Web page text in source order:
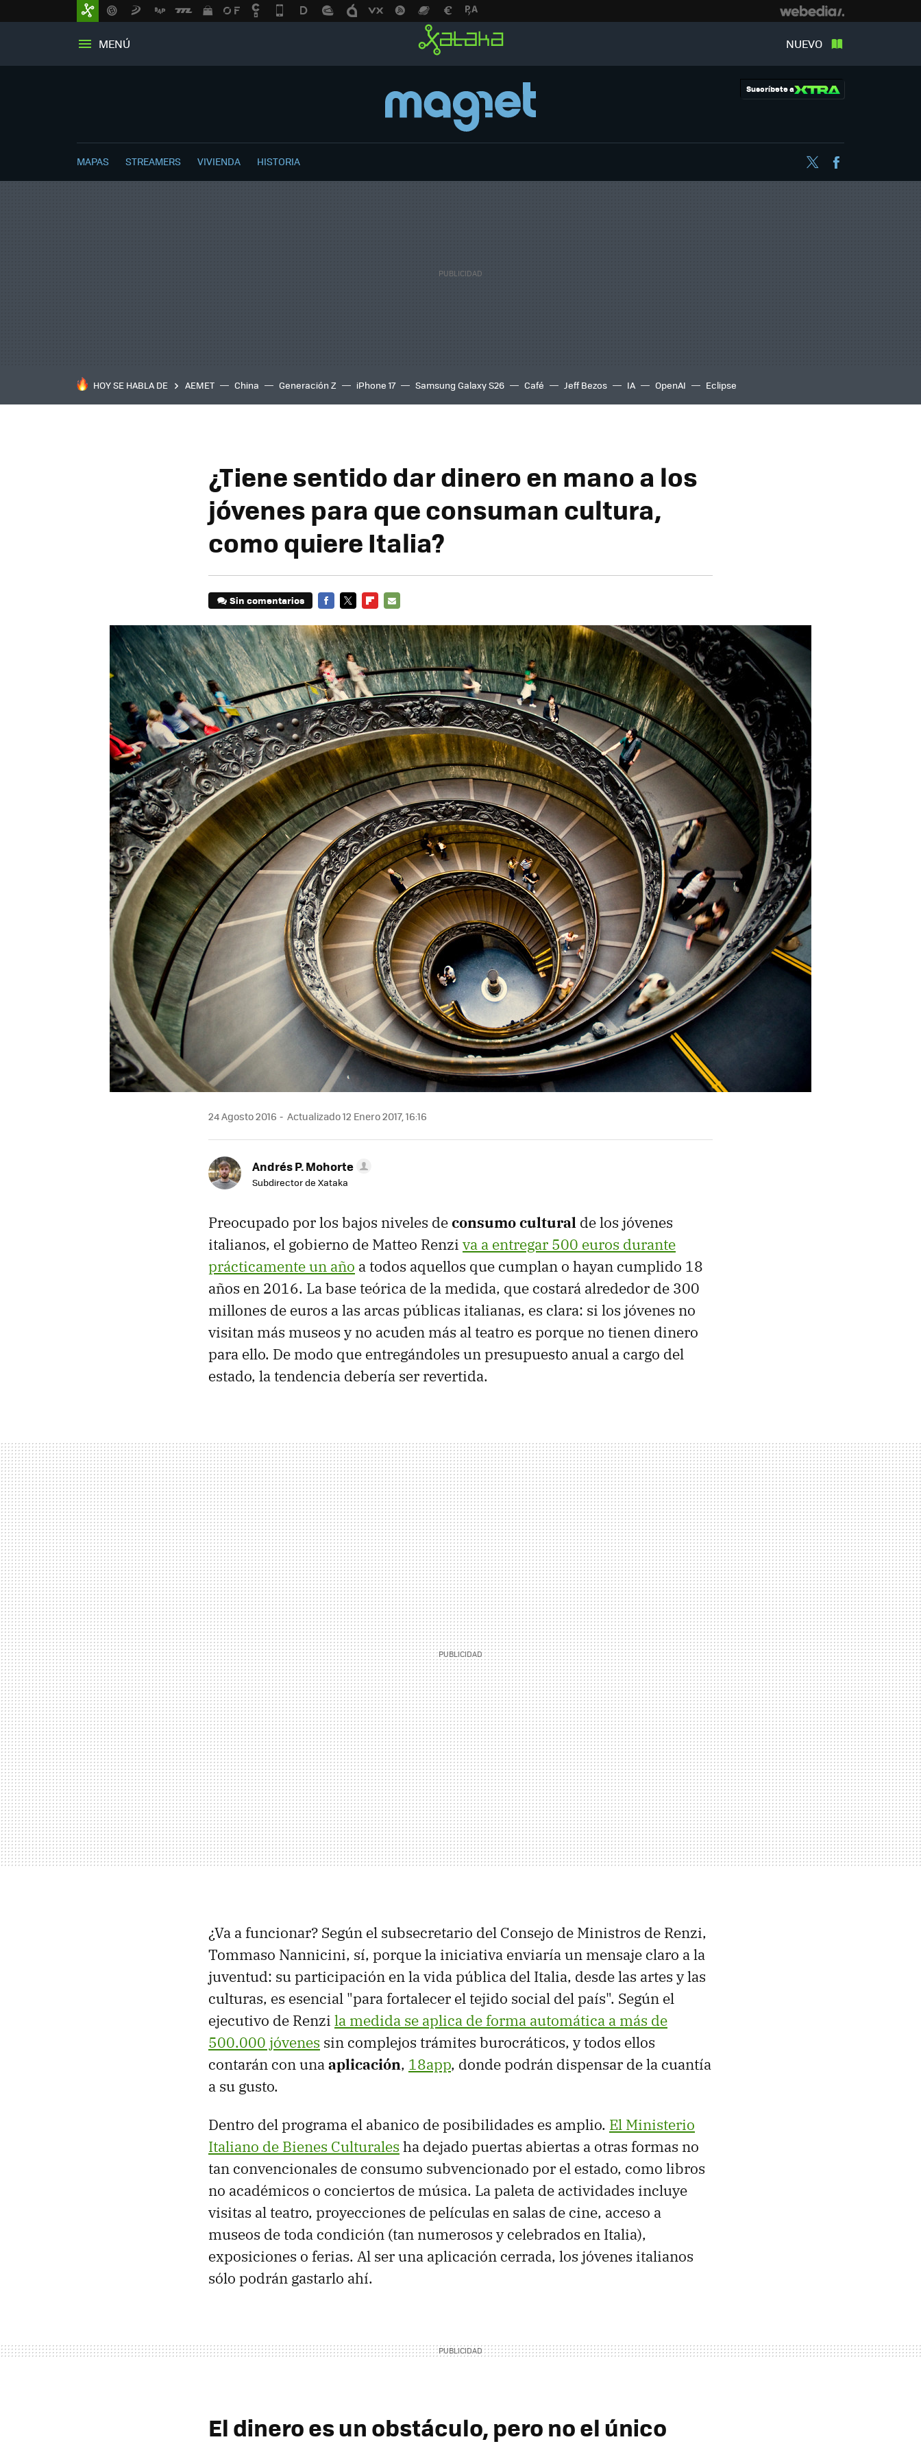
MENÚ NUEVO
Suscríbete a
MAPAS STREAMERS VIVIENDA HISTORIA Twitter
HOY SE HABLA DE AEMET China Generación Z iPhone 17 Samsung Galaxy S26 Café Jeff Bezos IA OpenAI Eclipse
¿Tiene sentido dar dinero en mano a los
jóvenes para que consuman cultura,
como quiere Italia?
Sin comentarios
MAIL
24 Agosto 2016 Actualizado 12 Enero 2017, 16:16
Andrés P. Mohorte
Subdirector de Xataka
Preocupado por los bajos niveles deconsumo cultural de los jóvenes
italianos, el gobierno de Matteo Renzi va a entregar 500 euros durante
prácticamente un año a todos aquellos que cumplan o hayan cumplido 18
años en 2016. La base teórica de la medida, que costará alrededor de 300
millones de euros a las arcas públicas italianas, es clara: si los jóvenes no
visitan más museos y no acuden más al teatro es porque no tienen dinero
para ello. De modo que entregándoles un presupuesto anual a cargo del
estado, la tendencia debería ser revertida.
¿Va a funcionar? Según el subsecretario del Consejo de Ministros de Renzi,
Tommaso Nannicini, sí, porque la iniciativa enviaría un mensaje claro a la
juventud: su participación en la vida pública del Italia, desde las artes y las
culturas, es esencial "para fortalecer el tejido social del país". Según el
ejecutivo de Renzi la medida se aplica de forma automática a más de
500.000 jóvenes sin complejos trámites burocráticos, y todos ellos
contarán con unaaplicación, 18app, donde podrán dispensar de la cuantía
a su gusto.
Dentro del programa el abanico de posibilidades es amplio. El Ministerio
Italiano de Bienes Culturales ha dejado puertas abiertas a otras formas no
tan convencionales de consumo subvencionado por el estado, como libros
no académicos o conciertos de música. La paleta de actividades incluye
visitas al teatro, proyecciones de películas en salas de cine, acceso a
museos de toda condición (tan numerosos y celebrados en Italia),
exposiciones o ferias. Al ser una aplicación cerrada, los jóvenes italianos
sólo podrán gastarlo ahí.
El dinero es un obstáculo, pero no el único